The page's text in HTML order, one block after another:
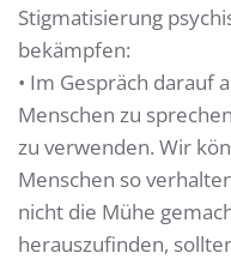
Stigmatisierung
bekämpfen:
• Im Gespräch darauf
Menschen zu
zu verwenden. Wir
Menschen so
nicht die Mühe
herauszufinden,